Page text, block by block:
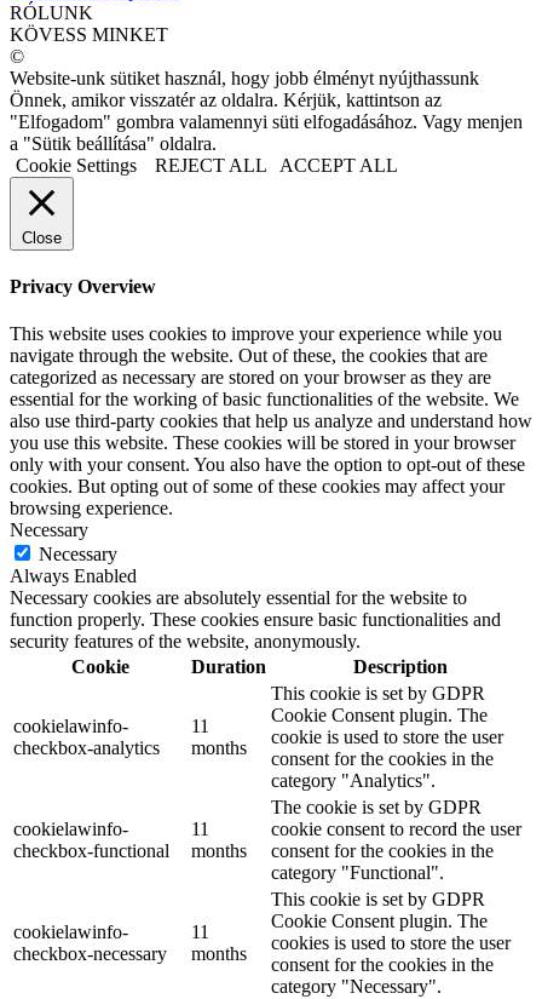
RÓLUNK
KÖVESS MINKET
©
Website-unk sütiket használ, hogy jobb élményt nyújthassunk
Önnek, amikor visszatér az oldalra. Kérjük, kattintson az
"Elfogadom" gombra valamennyi süti elfogadásához. Vagy menjen
a "Sütik beállítása" oldalra.
Cookie Settings
REJECT ALL ACCEPT ALL
Close
Privacy Overview
This website uses cookies to improve your experience while you
navigate through the website. Out of these, the cookies that are
categorized as necessary are stored on your browser as they are
essential for the working of basic functionalities of the website. We
also use third-party cookies that help us analyze and understand how
you use this website. These cookies will be stored in your browser
only with your consent. You also have the option to opt-out of these
cookies. But opting out of some of these cookies may affect your
browsing experience.
Necessary
Necessary
Always Enabled
Necessary cookies are absolutely essential for the website to
function properly. These cookies ensure basic functionalities and
security features of the website, anonymously.
Cookie
Duration Description
cookielawinfo-
checkbox-analytics
11
months
This cookie is set by GDPR
Cookie Consent plugin. The
cookie is used to store the user
consent for the cookies in the
category "Analytics".
cookielawinfo-
checkbox-functional
11
months
The cookie is set by GDPR
cookie consent to record the user
consent for the cookies in the
category "Functional".
cookielawinfo-
checkbox-necessary
11
months
This cookie is set by GDPR
Cookie Consent plugin. The
cookies is used to store the user
consent for the cookies in the
category "Necessary".